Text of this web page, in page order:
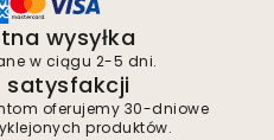
wysyłka
w ciągu 2-5 dni.
satysfakcji
oferujemy 30-dniowe
produktów.